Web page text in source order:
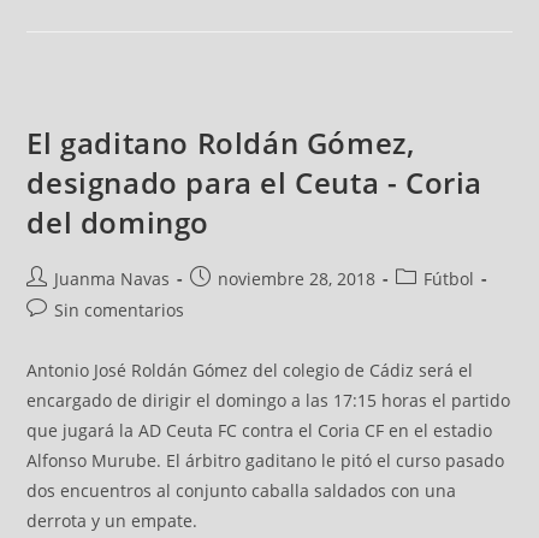
El gaditano Roldán Gómez,
designado para el Ceuta - Coria
del domingo
Juanma Navas noviembre 28, 2018
Fútbol
Sin comentarios
Antonio José Roldán Gómez del colegio de Cádiz será el
encargado de dirigir el domingo a las 17:15 horas el partido
que jugará la AD Ceuta FC contra el Coria CF en el estadio
Alfonso Murube. El árbitro gaditano le pitó el curso pasado
dos encuentros al conjunto caballa saldados con una
derrota y un empate.